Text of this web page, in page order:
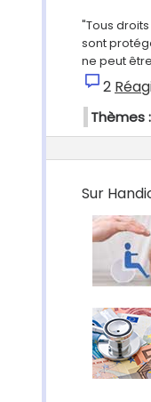
"Tous
sont
ne peut
2
Thèmes :
Sur